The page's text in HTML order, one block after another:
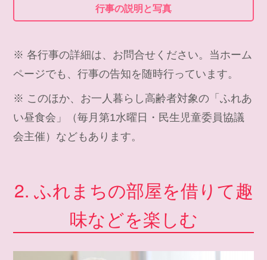
行事の説明と写真
※ 各行事の詳細は、お問合せください。当ホーム
ページでも、行事の告知を随時行っています。
※ このほか、お一人暮らし高齢者対象の「ふれあ
い昼食会」（毎月第1水曜日・民生児童委員協議
会主催）などもあります。
2. ふれまちの部屋を借りて趣
味などを楽しむ